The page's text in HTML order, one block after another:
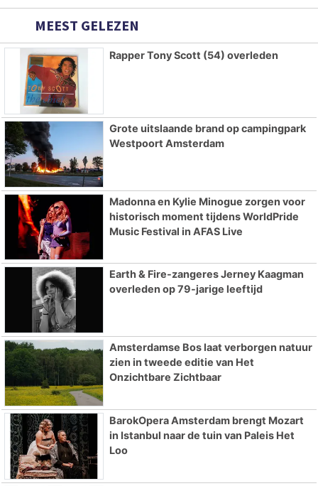
MEEST GELEZEN
Rapper Tony Scott (54) overleden
Grote uitslaande brand op campingpark
Westpoort Amsterdam
Madonna en Kylie Minogue zorgen voor
historisch moment tijdens WorldPride
Music Festival in AFAS Live
Earth & Fire-zangeres Jerney Kaagman
overleden op 79-jarige leeftijd
Amsterdamse Bos laat verborgen natuur
zien in tweede editie van Het
Onzichtbare Zichtbaar
BarokOpera Amsterdam brengt Mozart
in Istanbul naar de tuin van Paleis Het
Loo